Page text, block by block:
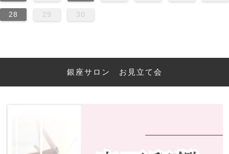
28 29 30
銀座サロン お見立て会